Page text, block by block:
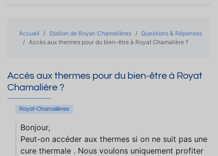
Accueil Station de Royat-Chamalières
Questions & Réponses
Accès aux thermes pour du bien-être à Royat Chamalière ?
Accès aux thermes pour du bien-être à Royat
Chamalière ?
Royat-Chamalières
Bonjour,
Peut-on accéder aux thermes si on ne suit pas une
cure thermale . Nous voulons uniquement profiter